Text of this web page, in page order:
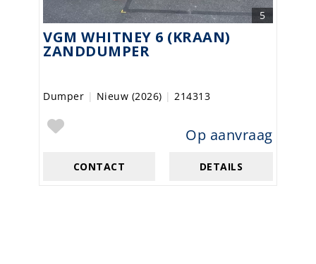
5
VGM WHITNEY 6 (KRAAN)
ZANDDUMPER
Dumper | Nieuw (2026) | 214313
Op aanvraag
DETAILS
CONTACT